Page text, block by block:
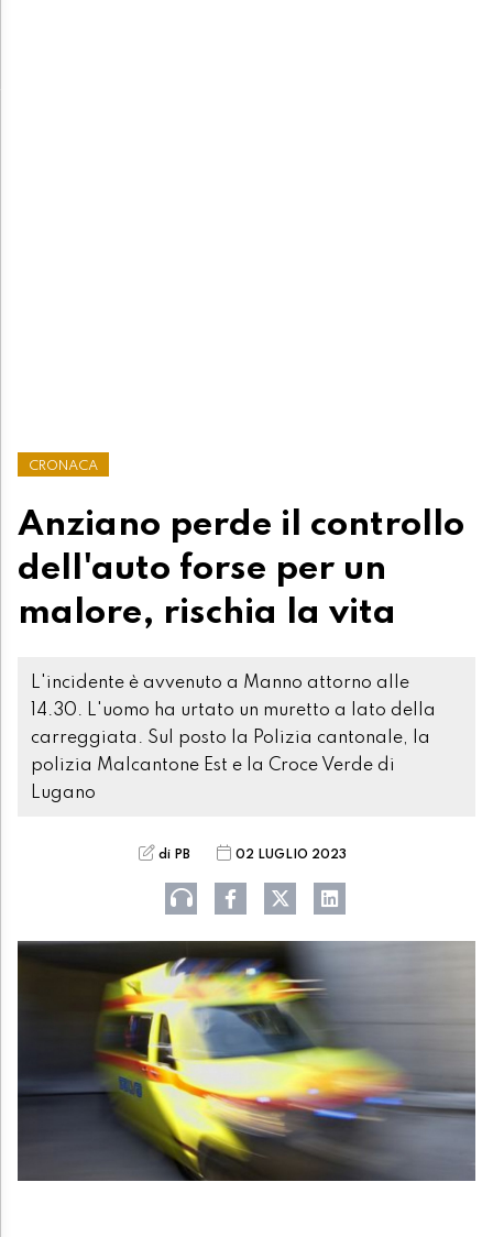
CRONACA
Anziano perde il controllo
dell'auto forse per un
malore, rischia la vita
L'incidente è avvenuto a Manno attorno alle
14.30. L'uomo ha urtato un muretto a lato della
carreggiata. Sul posto la Polizia cantonale, la
polizia Malcantone Est e la Croce Verde di
Lugano
di PB 02 LUGLIO 2023